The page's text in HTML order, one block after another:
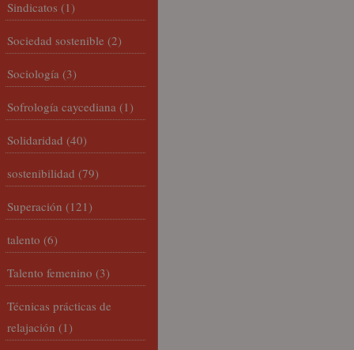
Sindicatos (1)
Sociedad sostenible (2)
Sociología (3)
Sofrología caycediana (1)
Solidaridad (40)
sostenibilidad (79)
Superación (121)
talento (6)
Talento femenino (3)
Técnicas prácticas de
relajación (1)